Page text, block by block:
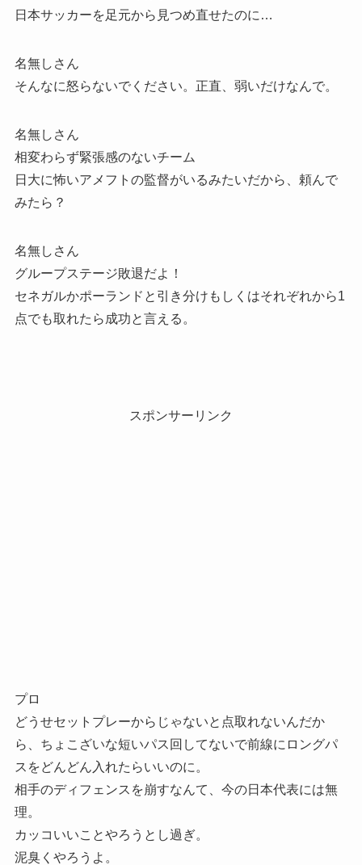
日本サッカーを足元から見つめ直せたのに…
名無しさん
そんなに怒らないでください。正直、弱いだけなんで。
名無しさん
相変わらず緊張感のないチーム
日大に怖いアメフトの監督がいるみたいだから、頼んで
みたら？
名無しさん
グループステージ敗退だよ！
セネガルかポーランドと引き分けもしくはそれぞれから1
点でも取れたら成功と言える。
スポンサーリンク
プロ
どうせセットプレーからじゃないと点取れないんだか
ら、ちょこざいな短いパス回してないで前線にロングパ
スをどんどん入れたらいいのに。
相手のディフェンスを崩すなんて、今の日本代表には無
理。
カッコいいことやろうとし過ぎ。
泥臭くやろうよ。